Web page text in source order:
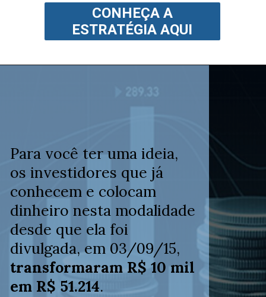
CONHEÇA A
ESTRATÉGIA AQUI
Para você ter uma ideia,
os investidores que já
conhecem e colocam
dinheiro nesta modalidade
desde que ela foi
divulgada, em 03/09/15,
transformaram R$ 10 mil
em R$ 51.214.